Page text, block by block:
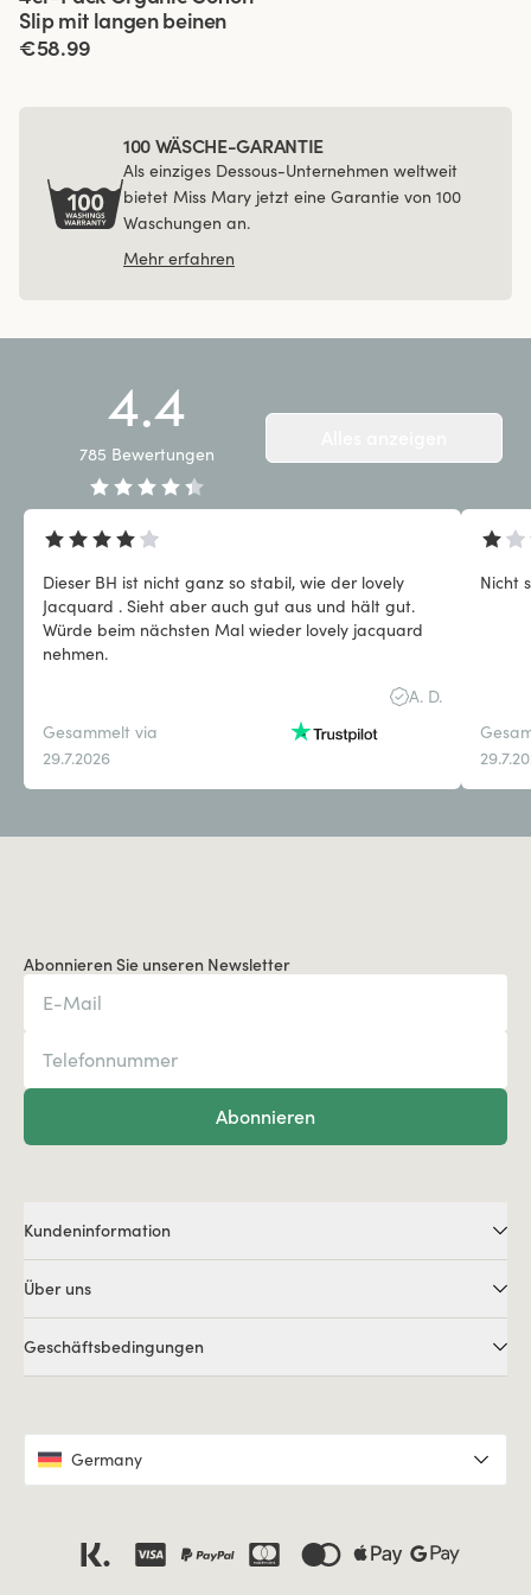
Slip mit langen beinen
€58.99
100 WÄSCHE-GARANTIE
Als einziges Dessous-Unternehmen weltweit
bietet Miss Mary jetzt eine Garantie von 100
Waschungen an.
Mehr erfahren
4.4
785 Bewertungen
Dieser BH ist nicht ganz so stabil, wie der lovely
Jacquard . Sieht aber auch gut aus und hält gut.
Würde beim nächsten Mal wieder lovely jacquard
nehmen.
A. D.
Gesammelt via
29.7.2026
Nicht
Abonnieren Sie unseren Newsletter
Abonnieren
Kundeninformation
Über uns
Geschäftsbedingungen
Germany